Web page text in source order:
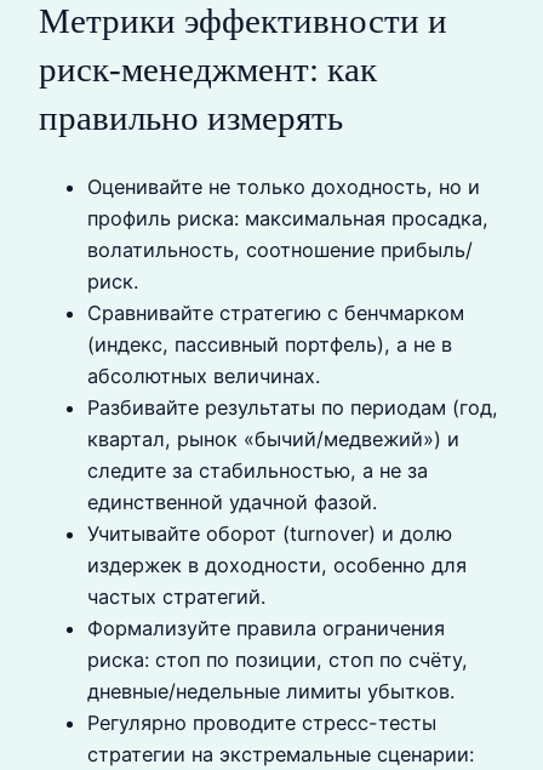
Метрики эффективности и
риск-менеджмент: как
правильно измерять
Оценивайте не только доходность, но и
профиль риска: максимальная просадка,
волатильность, соотношение прибыль/
риск.
Сравнивайте стратегию с бенчмарком
(индекс, пассивный портфель), а не в
абсолютных величинах.
Разбивайте результаты по периодам (год,
квартал, рынок «бычий/медвежий») и
следите за стабильностью, а не за
единственной удачной фазой.
Учитывайте оборот (turnover) и долю
издержек в доходности, особенно для
частых стратегий.
Формализуйте правила ограничения
риска: стоп по позиции, стоп по счёту,
дневные/недельные лимиты убытков.
Регулярно проводите стресс-тесты
стратегии на экстремальные сценарии: